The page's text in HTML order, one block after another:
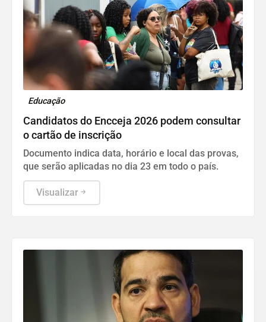
Educação
Candidatos do Encceja 2026 podem consultar
o cartão de inscrição
Documento indica data, horário e local das provas,
que serão aplicadas no dia 23 em todo o país.
Visualizar